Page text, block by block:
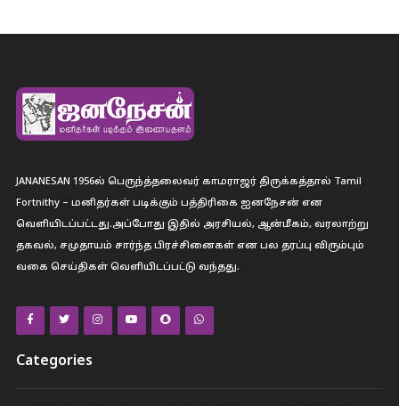
JANANESAN 1956ல் பெருந்த்தலைவர் காமராஜர் திருக்கத்தால் Tamil
Fortnithy – மனிதர்கள் படிக்கும் பத்திரிகை ஐனநேசன் என
வெளியிடப்பட்டது.அப்போது இதில் அரசியல், ஆன்மீகம், வரலாற்று
தகவல், சமுதாயம் சார்ந்த பிரச்சினைகள் என பல தரப்பு விரும்பும்
வகை செய்திகள் வெளியிடப்பட்டு வந்தது.
Categories